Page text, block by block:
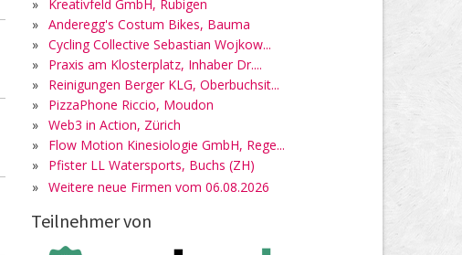
»
Kreativfeld GmbH, Rubigen
» Anderegg's Costum Bikes, Bauma
» Cycling Collective Sebastian Wojkow...
»
Praxis am Klosterplatz, Inhaber Dr....
»
Reinigungen Berger KLG, Oberbuchsit...
»
PizzaPhone Riccio, Moudon
» Web3 in Action, Zürich
»
Flow Motion Kinesiologie GmbH, Rege...
»
Pfister LL Watersports, Buchs (ZH)
» Weitere neue Firmen vom 06.08.2026
Teilnehmer von